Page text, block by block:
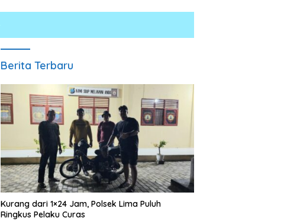
Berita Terbaru
Kurang dari 1×24 Jam, Polsek Lima Puluh
Ringkus Pelaku Curas